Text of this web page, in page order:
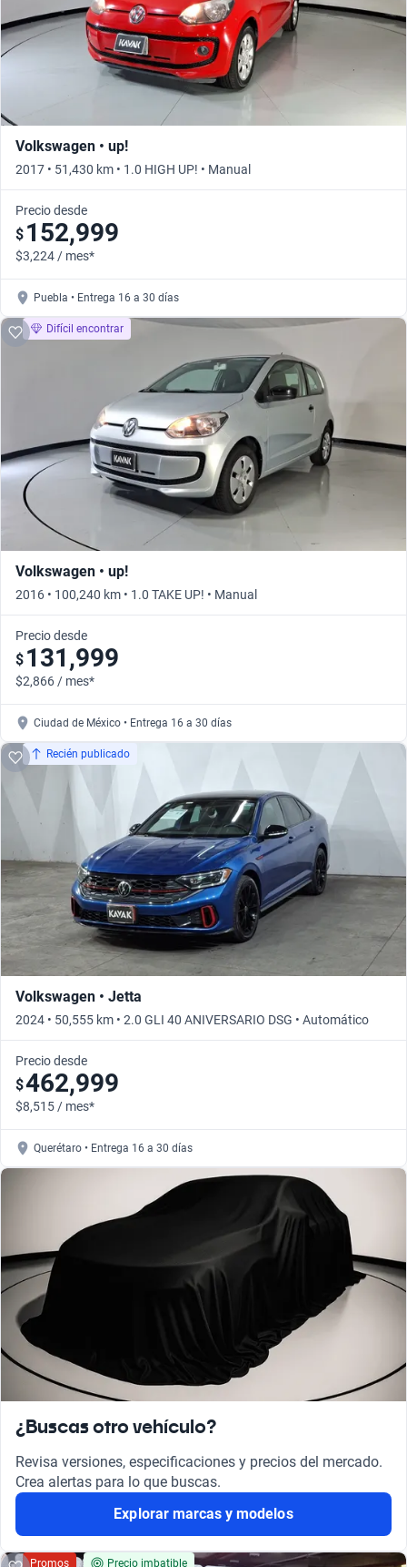
Volkswagen • up!
2017 • 51,430 km • 1.0 HIGH UP! • Manual
Precio desde
$ 152,999
$3,224 / mes*
Puebla • Entrega 16 a 30 días
Difícil encontrar
Volkswagen • up!
2016 • 100,240 km • 1.0 TAKE UP! • Manual
Precio desde
$ 131,999
$2,866 / mes*
Ciudad de México • Entrega 16 a 30 días
Recién publicado
Volkswagen • Jetta
2024 • 50,555 km • 2.0 GLI 40 ANIVERSARIO DSG • Automático
Precio desde
$462,999
$8,515 / mes*
Querétaro • Entrega 16 a 30 días
¿Buscas otro vehículo?
Revisa versiones, especificaciones y precios del mercado.
Crea alertas para lo que buscas.
Explorar marcas y modelos
Promos Precio imbatible